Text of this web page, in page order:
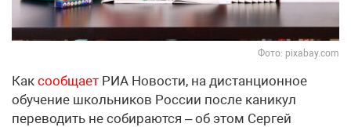
Фото: pixabay.com
Как сообщает РИА Новости, на дистанционное
обучение школьников России после каникул
переводить не собираются – об этом Сергей